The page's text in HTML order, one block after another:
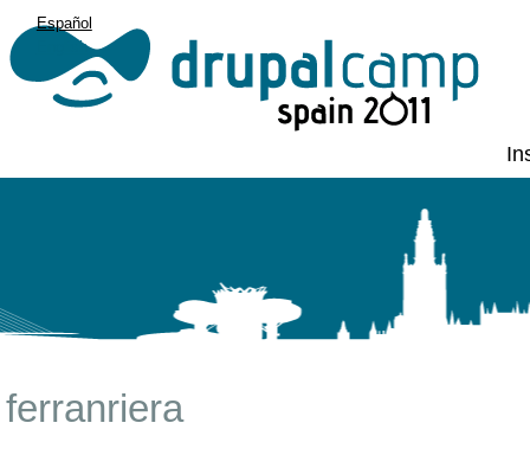
Español
English
ferranriera